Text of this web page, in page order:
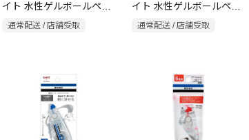
イト 水性ゲルボールペン
0.5mm 黒インク モノカラ
通常配送 / 店舗受取
イト 水性ゲルボールペン
0.5mm 黒インク パープル
通常配送 / 店舗受取